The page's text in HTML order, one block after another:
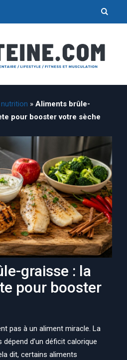
» Aliments brûle-
pour booster votre sèche
graisse : la
pour booster
pas à un aliment miracle. La
d’un déficit calorique
dit, certains aliments